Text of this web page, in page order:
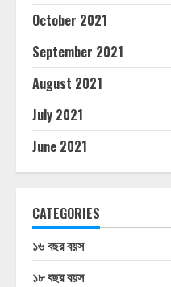
October 2021
September 2021
August 2021
July 2021
June 2021
CATEGORIES
১৬ বছর বয়স
১৮ বছর বয়স